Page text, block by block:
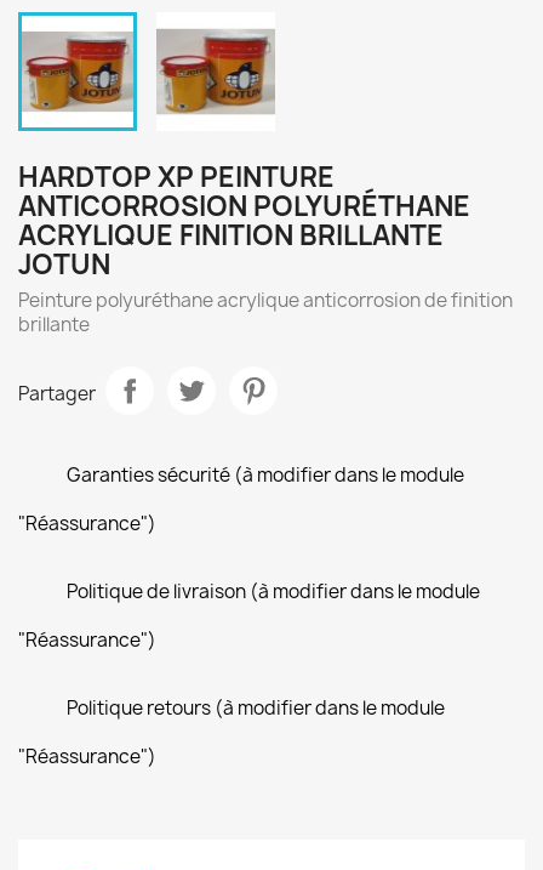
HARDTOP XP PEINTURE
ANTICORROSION POLYURÉTHANE
ACRYLIQUE FINITION BRILLANTE
JOTUN
Peinture polyuréthane acrylique anticorrosion de finition
brillante
Partager
Garanties sécurité (à modifier dans le module
"Réassurance")
Politique de livraison (à modifier dans le module
"Réassurance")
Politique retours (à modifier dans le module
"Réassurance")